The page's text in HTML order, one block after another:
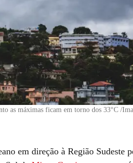
as máximas ficam em torno dos 33°C /
em direção à Região Sudeste